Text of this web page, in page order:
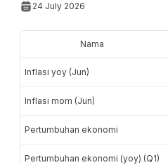
24 July 2026
Nama
Inflasi yoy (Jun)
Inflasi mom (Jun)
Pertumbuhan ekonomi
Pertumbuhan ekonomi (yoy) (Q1)